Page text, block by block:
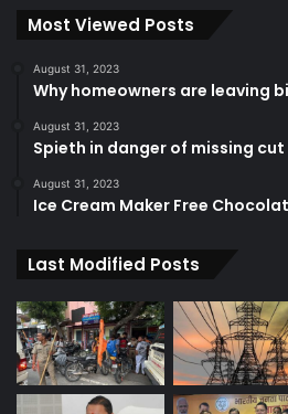
Most Viewed Posts
August 31, 2023
Why homeowners are leaving
August 31, 2023
Spieth in danger of missing cut
August 31, 2023
Ice Cream Maker Free
Last Modified Posts